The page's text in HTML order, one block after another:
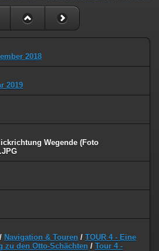
2018
2019
Wegende (Foto
/ Navigation & Touren / TOUR 4 - Eine
zu den Otto-Schächten / Tour 4 -